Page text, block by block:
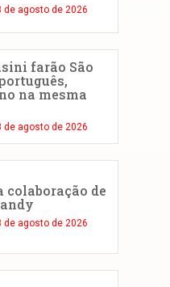
de agosto de 2026
farão São
na mesma
de agosto de 2026
colaboração de
de agosto de 2026